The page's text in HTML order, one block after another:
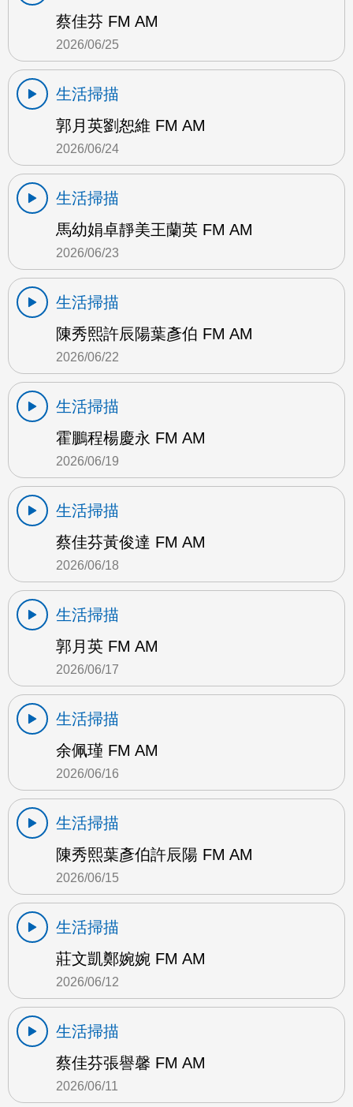
蔡佳芬 FM AM
2026/06/25
生活掃描
郭月英劉恕維 FM AM
2026/06/24
生活掃描
馬幼娟卓靜美王蘭英 FM AM
2026/06/23
生活掃描
陳秀熙許辰陽葉彥伯 FM AM
2026/06/22
生活掃描
霍鵬程楊慶永 FM AM
2026/06/19
生活掃描
蔡佳芬黃俊達 FM AM
2026/06/18
生活掃描
郭月英 FM AM
2026/06/17
生活掃描
余佩瑾 FM AM
2026/06/16
生活掃描
陳秀熙葉彥伯許辰陽 FM AM
2026/06/15
生活掃描
莊文凱鄭婉婉 FM AM
2026/06/12
生活掃描
蔡佳芬張譽馨 FM AM
2026/06/11